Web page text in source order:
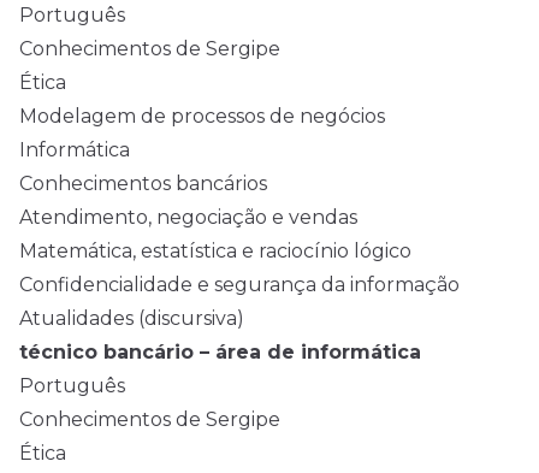
Português
Conhecimentos de Sergipe
Ética
Modelagem de processos de negócios
Informática
Conhecimentos bancários
Atendimento, negociação e vendas
Matemática, estatística e raciocínio lógico
Confidencialidade e segurança da informação
Atualidades (discursiva)
técnico bancário – área de informática
Português
Conhecimentos de Sergipe
Ética